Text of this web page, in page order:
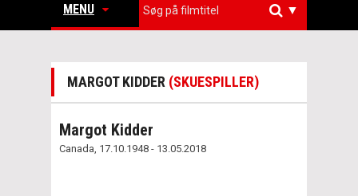
MENU ▼
MARGOT KIDDER (SKUESPILLER)
Margot Kidder
Canada, 17.10.1948 - 13.05.2018